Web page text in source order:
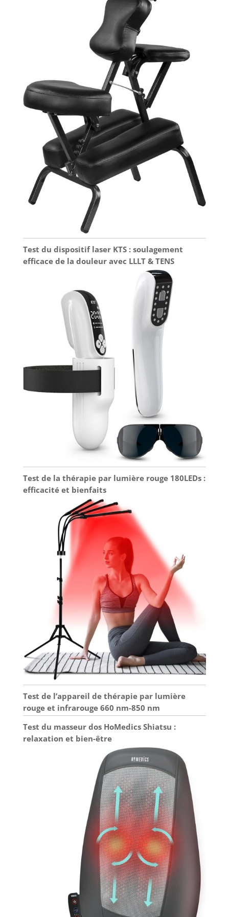
Test du dispositif laser KTS : soulagement
efficace de la douleur avec LLLT & TENS
Test de la thérapie par lumière rouge 180LEDs :
efficacité et bienfaits
Test de l’appareil de thérapie par lumière
rouge et infrarouge 660 nm-850 nm
Test du masseur dos HoMedics Shiatsu :
relaxation et bien-être